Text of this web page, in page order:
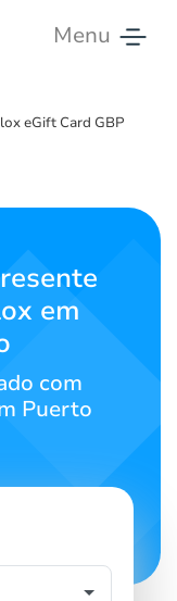
Menu
eGift Card GBP
em
com
Puerto